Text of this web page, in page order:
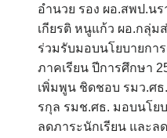
อำนวย รอง ผอ.สพป.น
เกียรติ หนูแก้ว ผอ.กลุ่ม
ร่วมรับมอบนโยบายกา
ภาคเรียน ปีการศึกษา
เพิ่มพูน ชิดชอบ รมว.ศ
รกุล รมช.ศธ. มอบนโย
ลดภาระนักเรียน และล